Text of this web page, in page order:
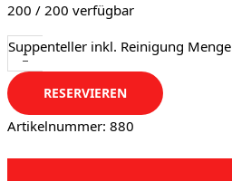
200 / 200 verfügbar
-
Suppenteller inkl. Reinigung Menge
RESERVIEREN
Artikelnummer: 880